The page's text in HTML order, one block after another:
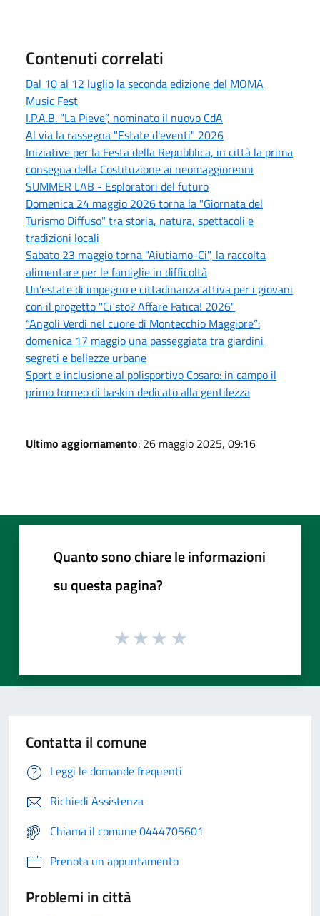
Contenuti correlati
Dal 10 al 12 luglio la seconda edizione del MOMA
Music Fest
I.P.A.B. “La Pieve”, nominato il nuovo CdA
Al via la rassegna "Estate d'eventi" 2026
Iniziative per la Festa della Repubblica, in città la prima
consegna della Costituzione ai neomaggiorenni
SUMMER LAB - Esploratori del futuro
Domenica 24 maggio 2026 torna la "Giornata del
Turismo Diffuso" tra storia, natura, spettacoli e
tradizioni locali
Sabato 23 maggio torna "Aiutiamo-Ci", la raccolta
alimentare per le famiglie in difficoltà
Un’estate di impegno e cittadinanza attiva per i giovani
con il progetto "Ci sto? Affare Fatica! 2026"
“Angoli Verdi nel cuore di Montecchio Maggiore”:
domenica 17 maggio una passeggiata tra giardini
segreti e bellezze urbane
Sport e inclusione al polisportivo Cosaro: in campo il
primo torneo di baskin dedicato alla gentilezza
Ultimo aggiornamento: 26 maggio 2025, 09:16
Quanto sono chiare le informazioni
su questa pagina?
Contatta il comune
Leggi le domande frequenti
Richiedi Assistenza
Chiama il comune 0444705601
Prenota un appuntamento
Problemi in città